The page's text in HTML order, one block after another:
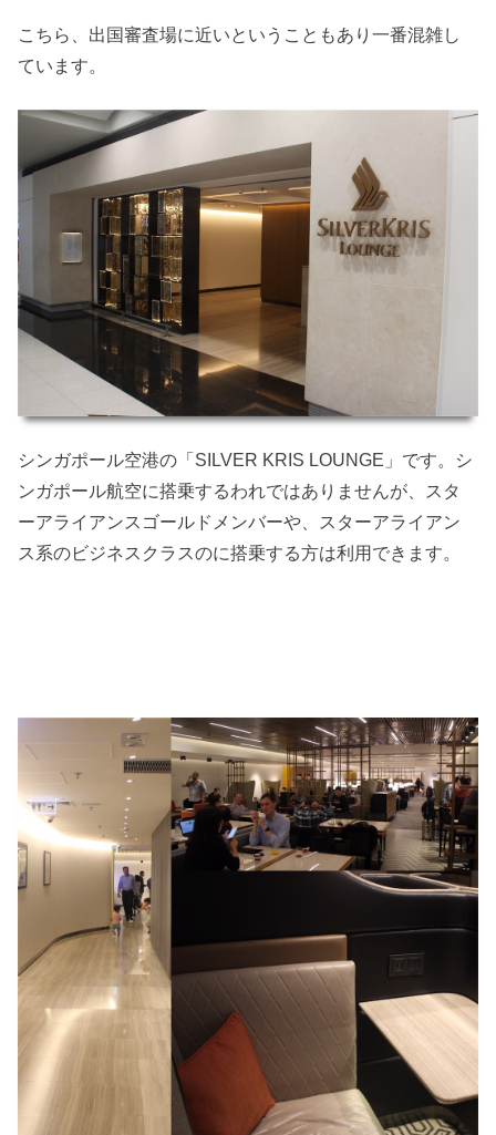
こちら、出国審査場に近いということもあり一番混雑し
ています。
シンガポール空港の「SILVER KRIS LOUNGE」です。シ
ンガポール航空に搭乗するわれではありませんが、スタ
ーアライアンスゴールドメンバーや、スターアライアン
ス系のビジネスクラスのに搭乗する方は利用できます。